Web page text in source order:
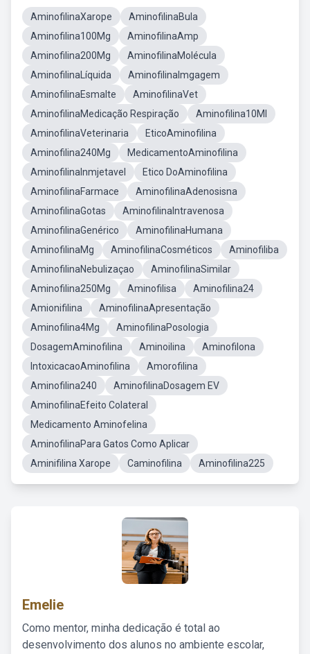
AminofilinaXarope
AminofilinaBula
Aminofilina100Mg
AminofilinaAmp
Aminofilina200Mg
AminofilinaMolécula
AminofilinaLíquida
AminofilinaImgagem
AminofilinaEsmalte
AminofilinaVet
AminofilinaMedicação Respiração
Aminofilina10Ml
AminofilinaVeterinaria
EticoAminofilina
Aminofilina240Mg
MedicamentoAminofilina
AminofilinaInmjetavel
Etico DoAminofilina
AminofilinaFarmace
AminofilinaAdenosisna
AminofilinaGotas
AminofilinaIntravenosa
AminofilinaGenérico
AminofilinaHumana
AminofilinaMg
AminofilinaCosméticos
Aminofiliba
AminofilinaNebulizaçao
AminofilinaSimilar
Aminofilina250Mg
Aminofilisa
Aminofilina24
Amionifilina
AminofilinaApresentação
Aminofilina4Mg
AminofilinaPosologia
DosagemAminofilina
Aminoilina
Aminofilona
IntoxicacaoAminofilina
Amorofilina
Aminofilina240
AminofilinaDosagem EV
AminofilinaEfeito Colateral
Medicamento Aminofelina
AminofilinaPara Gatos Como Aplicar
Aminifilina Xarope
Caminofilina Aminofilina225
Emelie
Como mentor, minha dedicação é total ao
desenvolvimento dos alunos no ambiente escolar,